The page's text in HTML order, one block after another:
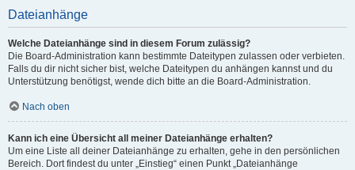
Dateianhänge
Welche Dateianhänge sind in diesem Forum zulässig?
Die Board-Administration kann bestimmte Dateitypen zulassen oder verbieten.
Falls du dir nicht sicher bist, welche Dateitypen du anhängen kannst und du
Unterstützung benötigst, wende dich bitte an die Board-Administration.
Nach oben
Kann ich eine Übersicht all meiner Dateianhänge erhalten?
Um eine Liste all deiner Dateianhänge zu erhalten, gehe in den persönlichen
Bereich. Dort findest du unter „Einstieg“ einen Punkt „Dateianhänge